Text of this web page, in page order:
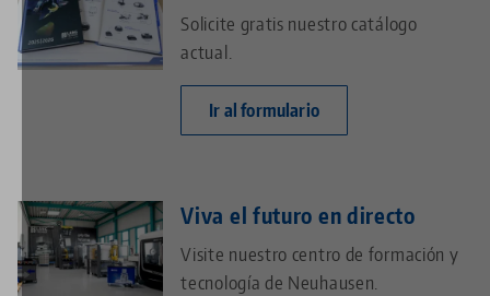
Solicite gratis nuestro catálogo
actual.
Ir al formulario
Viva el futuro en directo
Visite nuestro centro de formación y
tecnología de Neuhausen.